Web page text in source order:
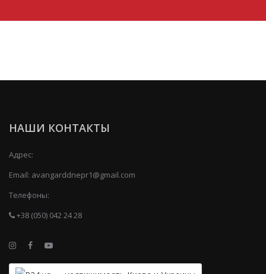
НАШИ КОНТАКТЫ
Адрес:
Email: avangarddnepr1@gmail.com
Телефоны:
+38 (050) 042 24 28